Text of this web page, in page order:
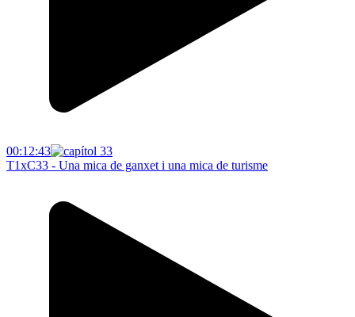
00:12:43
T1xC33 - Una mica de ganxet i una mica de turisme